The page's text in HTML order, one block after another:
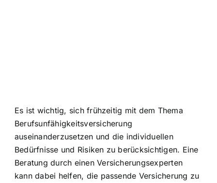
Es ist wichtig, sich frühzeitig mit dem Thema
Berufsunfähigkeitsversicherung
auseinanderzusetzen und die individuellen
Bedürfnisse und Risiken zu berücksichtigen. Eine
Beratung durch einen Versicherungsexperten
kann dabei helfen, die passende Versicherung zu